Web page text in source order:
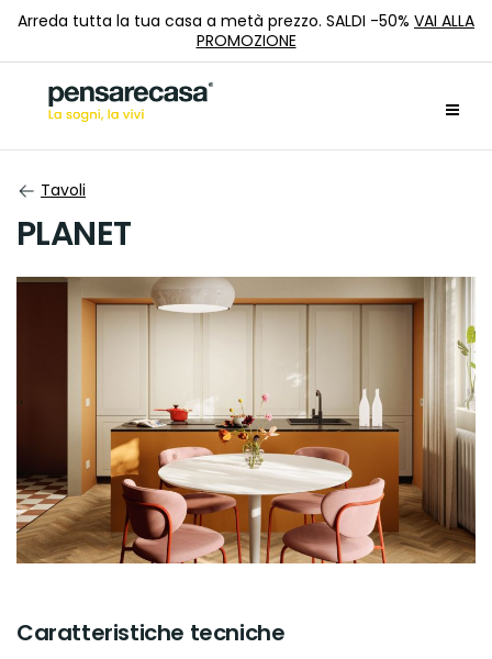
Arreda tutta la tua casa a metà prezzo. SALDI -50% VAI ALLA
PROMOZIONE
Tavoli
PLANET
Caratteristiche tecniche